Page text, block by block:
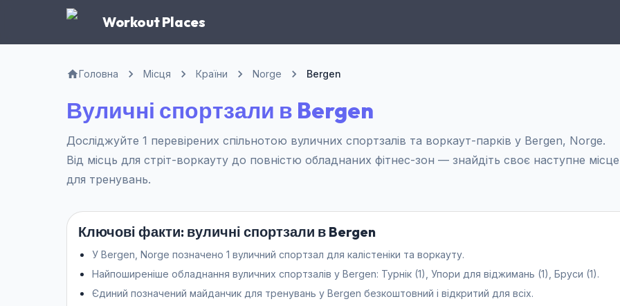
Workout Places
Головна Місця Країни Norge Bergen
Вуличні спортзали в Bergen
Досліджуйте 1 перевірених спільнотою вуличних спортзалів та воркаут-парків у Bergen, Norge.
Від місць для стріт-воркауту до повністю обладнаних фітнес-зон — знайдіть своє наступне місце
для тренувань.
Ключові факти: вуличні спортзали в Bergen
У Bergen, Norge позначено 1 вуличний спортзал для калістеніки та воркауту.
Найпоширеніше обладнання вуличних спортзалів у Bergen: Турнік (1), Упори для віджимань (1), Бруси (1).
Єдиний позначений майданчик для тренувань у Bergen безкоштовний і відкритий для всіх.